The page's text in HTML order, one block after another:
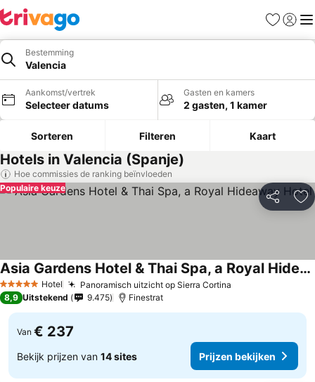
Favorieten
Bestemming
Valencia
Aankomst/vertrek
Selecteer datums
Gasten en kamers
2 gasten, 1 kamer
Sorteren Filteren Kaart
Hotels in Valencia (Spanje)
Hoe commissies de ranking beïnvloeden
Delen
Populaire keuze
5 Sterren Hotel Panoramisch uitzicht op Sierra Cortina
Asia Gardens Hotel & Thai Spa, a Royal Hideaway Hotel
8,9 Uitstekend 9.475 Finestrat
Van € 237
Bekijk prijzen van 14 sites Prijzen bekijken